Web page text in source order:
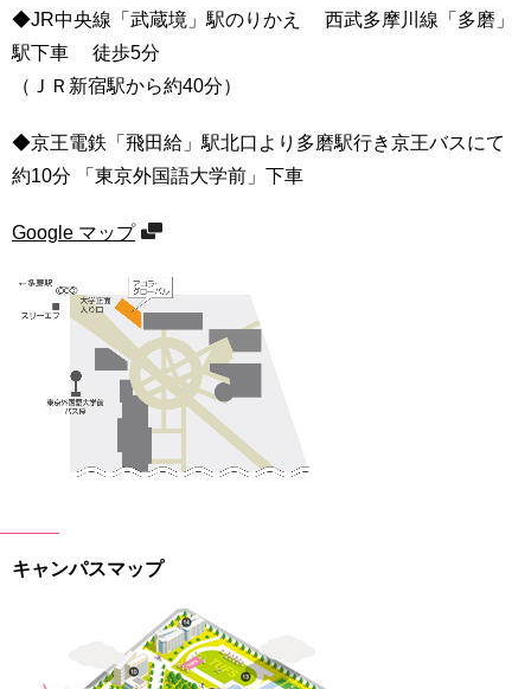
◆JR中央線「武蔵境」駅のりかえ 西武多摩川線「多磨」
駅下車 徒歩5分
（ＪＲ新宿駅から約40分）
◆京王電鉄「飛田給」駅北口より多磨駅行き京王バスにて
約10分 「東京外国語大学前」下車
Google マップ
キャンパスマップ